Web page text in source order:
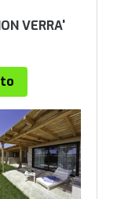
VERRA'